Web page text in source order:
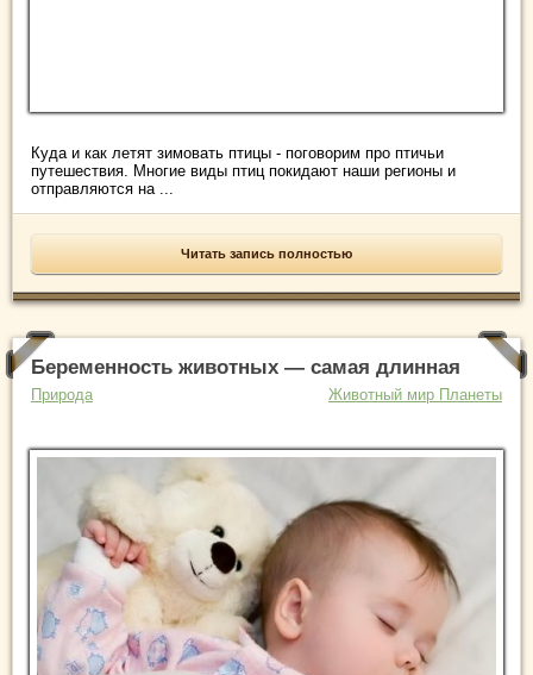
Куда и как летят зимовать птицы - поговорим про птичьи
путешествия. Многие виды птиц покидают наши регионы и
отправляются на ...
Читать запись полностью
Беременность животных — самая длинная
Природа Животный мир Планеты